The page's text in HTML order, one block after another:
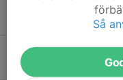
SFVF
1 aug, 12:03
Så